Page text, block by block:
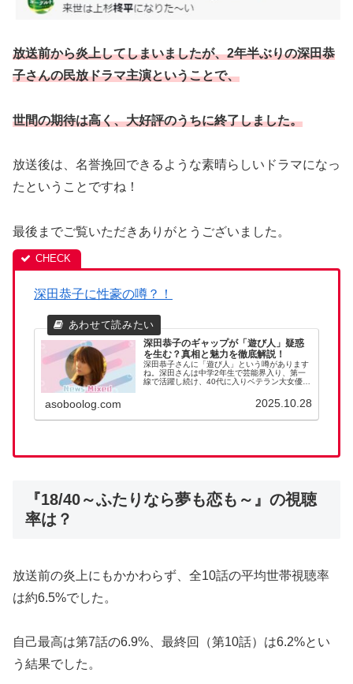
放送前から炎上してしまいましたが、2年半ぶりの深田恭
子さんの民放ドラマ主演ということで、
世間の期待は高く、大好評のうちに終了しました。
放送後は、名誉挽回できるような素晴らしいドラマになっ
たということですね！
最後までご覧いただきありがとうございました。
深田恭子に性豪の噂？！
深田恭子のギャップが「遊び人」疑惑
を生む？真相と魅力を徹底解説！
深田恭子さんに「遊び人」という噂があります
ね。深田さんは中学2年生で芸能界入り、第一
線で活躍し続け、40代に入りベテラン大女優と
さんになぜ「遊び人」という衝撃の噂があるの
はなぜなのか、調査してみまし...
asoboolog.com 2025.10.28
『18/40～ふたりなら夢も恋も～』の視聴
率は？
放送前の炎上にもかかわらず、全10話の平均世帯視聴率
は約6.5%でした。
自己最高は第7話の6.9%、最終回（第10話）は6.2%とい
う結果でした。